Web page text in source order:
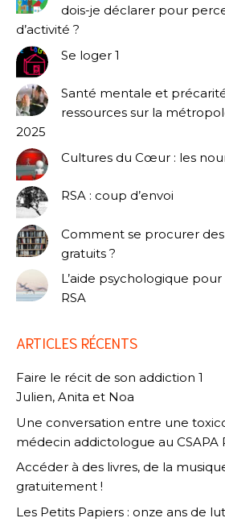
dois-je déclarer pour
d’activité ?
Se loger 1
Santé mentale et
ressources sur la
2025
Cultures du Cœur : les
RSA : coup d’envoi
Comment se procurer
gratuits ?
L’aide psychologique
RSA
ARTICLES RÉCENTS
Faire le récit de son addiction 1
Julien, Anita et Noa
Une conversation entre une
médecin addictologue au CSAPA
Accéder à des livres, de la
gratuitement !
Les Petits Papiers : onze ans de